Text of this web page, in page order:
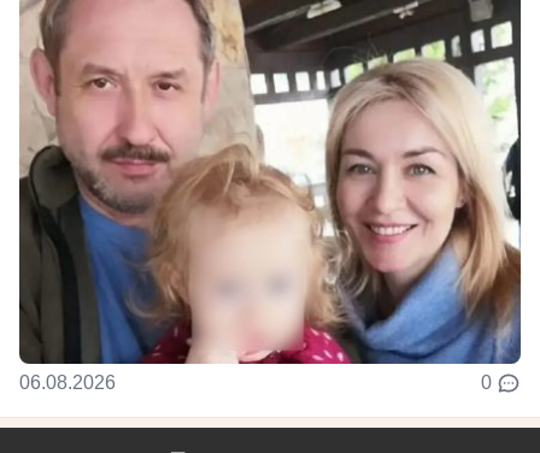
06.08.2026 0